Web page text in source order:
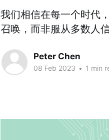
我们相信在每一个时代
召唤，而非服从多数人
Peter Chen
08 Feb 2023 • 1 min